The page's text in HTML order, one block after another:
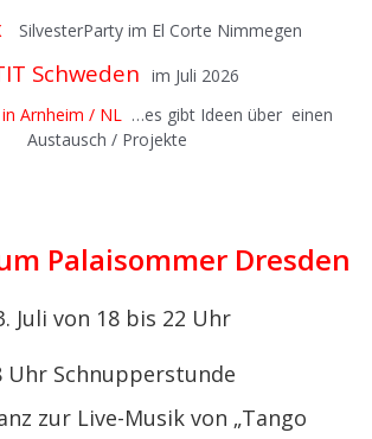
SilvesterParty im El Corte Nimmegen
Schweden im Juli 2026
Arnheim / NL …es gibt Ideen über einen
Austausch / Projekte
Palaisommer Dresden
Juli von 18 bis 22 Uhr
Uhr Schnupperstunde
zur Live-Musik von „Tango